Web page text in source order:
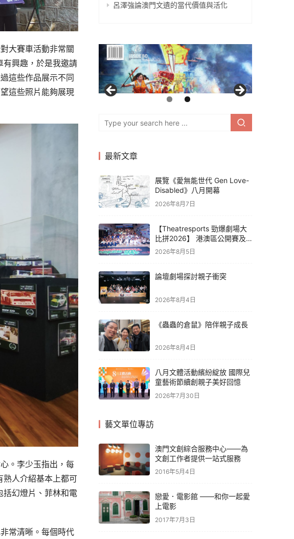
大賽車活動非常關
有興趣，於是我邀請
這些作品展示不同
這些照片能夠展現
。李少玉指出，每
熟人介紹基本上都可
括幻燈片、菲林和電
常清晰。每個時代
呂澤強論澳門文遺的當代價值與活化
最新文章
展覽《愛無能世代 Gen Love-
Disabled》八月開幕
2026年8月7日
【Theatresports 勁爆劇場大
比拼2026】 港澳區公開賽及
亞洲聯賽賽果
2026年8月5日
論壇劇場探討親子衝突
2026年8月4日
《蟲蟲的倉鼠》陪伴親子成長
2026年8月4日
八月文體活動繽紛綻放 國際兒
童藝術節續創親子美好回憶
2026年7月30日
藝文單位專訪
澳門文創綜合服務中心——為
文創工作者提供一站式服務
2016年5月4日
戀愛．電影館 ——和你一起愛
上電影
2017年7月3日